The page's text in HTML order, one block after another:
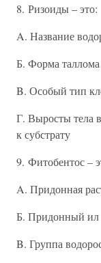
8. Ризоиды – это:
A. Название
Б. Форма таллома
B. Особый тип
Г. Выросты тела
к субстрату
9. Фитобентос –
A. Придонная
Б. Придонный ил
B. Группа